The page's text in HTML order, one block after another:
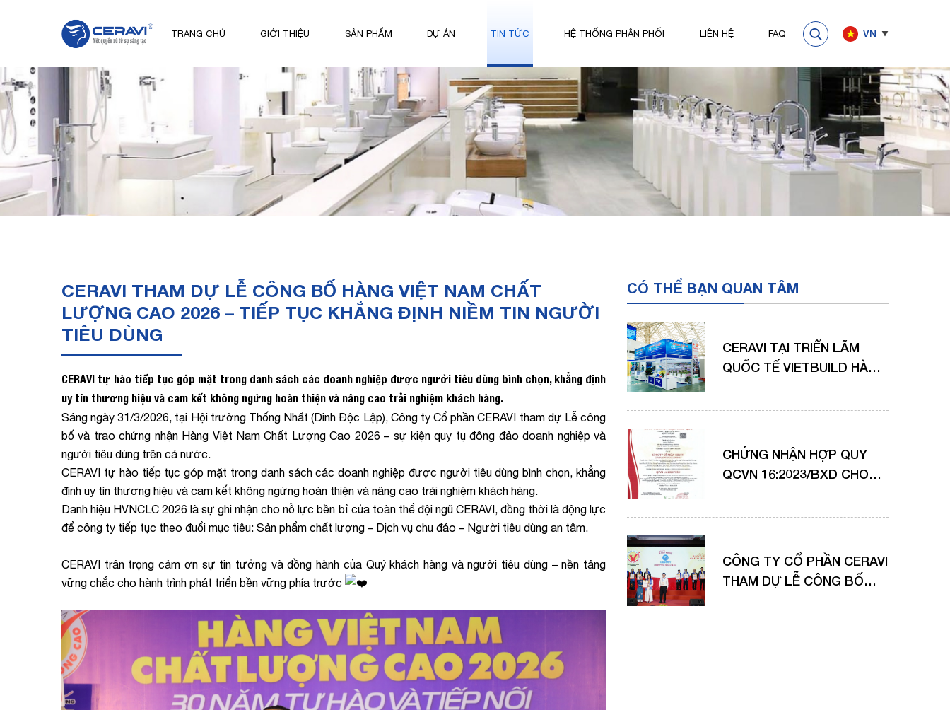
TRANG CHỦ GIỚI THIỆU SẢN PHẨM DỰ ÁN TIN TỨC HỆ THỐNG PHÂN PHỐI LIÊN HỆ FAQ VN
CERAVI THAM DỰ LỄ CÔNG BỐ HÀNG VIỆT NAM CHẤT
LƯỢNG CAO 2026 – TIẾP TỤC KHẲNG ĐỊNH NIỀM TIN NGƯỜI
TIÊU DÙNG
CERAVI tự hào tiếp tục góp mặt trong danh sách các doanh nghiệp được người tiêu dùng bình chọn, khẳng định
uy tín thương hiệu và cam kết không ngừng hoàn thiện và nâng cao trải nghiệm khách hàng.
Sáng ngày 31/3/2026, tại Hội trường Thống Nhất (Dinh Độc Lập), Công ty Cổ phần CERAVI tham dự Lễ công
bố và trao chứng nhận Hàng Việt Nam Chất Lượng Cao 2026 – sự kiện quy tụ đông đảo doanh nghiệp và
người tiêu dùng trên cả nước.
CERAVI tự hào tiếp tục góp mặt trong danh sách các doanh nghiệp được người tiêu dùng bình chọn, khẳng
định uy tín thương hiệu và cam kết không ngừng hoàn thiện và nâng cao trải nghiệm khách hàng.
Danh hiệu HVNCLC 2026 là sự ghi nhận cho nỗ lực bền bỉ của toàn thể đội ngũ CERAVI, đồng thời là động lực
để công ty tiếp tục theo đuổi mục tiêu: Sản phẩm chất lượng – Dịch vụ chu đáo – Người tiêu dùng an tâm.
CERAVI trân trọng cảm ơn sự tin tưởng và đồng hành của Quý khách hàng và người tiêu dùng – nền tảng
vững chắc cho hành trình phát triển bền vững phía trước
CÓ THỂ BẠN QUAN TÂM
CERAVI TẠI TRIỂN LÃM
QUỐC TẾ VIETBUILD HÀ
CHỨNG NHẬN HỢP QUY
QCVN 16:2023/BXD CHO
SINH CERAVI, SAGUARO
CÔNG TY CỔ PHẦN CERAVI
THAM DỰ LỄ CÔNG BỐ